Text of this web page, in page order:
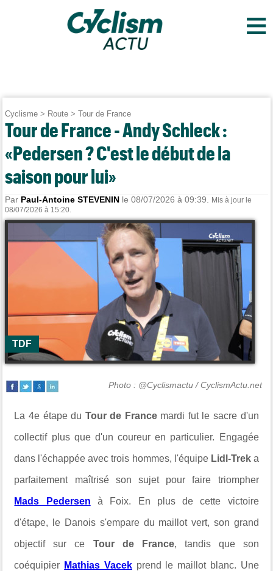
≡
Cyclisme > Route >Tour de France
Tour de France - Andy Schleck :
«Pedersen ? C'est le début de la
saison pour lui»
Par Paul-Antoine STEVENIN le 08/07/2026 à 09:39.
Mis à jour le
08/07/2026 à 15:20.
TDF
Photo : @Cyclismactu / CyclismActu.net
La 4e étape du Tour de France mardi fut le sacre d'un
collectif plus que d'un coureur en particulier. Engagée
dans l'échappée avec trois hommes, l'équipe Lidl-Trek a
parfaitement maîtrisé son sujet pour faire triompher
Mads Pedersen à Foix. En plus de cette victoire
d'étape, le Danois s'empare du maillot vert, son grand
objectif sur ce Tour de France, tandis que son
coéquipier Mathias Vacek prend le maillot blanc. Une